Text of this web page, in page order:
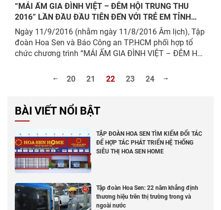
“MÁI ẤM GIA ĐÌNH VIỆT – ĐÊM HỘI TRUNG THU
2016” LẦN ĐẦU ĐẦU TIÊN ĐẾN VỚI TRẺ EM TỈNH
NGHỆ AN
Ngày 11/9/2016 (nhằm ngày 11/8/2016 Âm lịch), Tập
đoàn Hoa Sen và Báo Công an TP.HCM phối hợp tổ
chức chương trình “MÁI ẤM GIA ĐÌNH VIỆT – ĐÊM HỘI
Nghệ An, số 6 Lê Mao, Thành phố Vinh, Tỉnh Nghệ An.
với mục đích thể hiện sự quan tâm đến trẻ em có hoàn
cảnh đặc biệt trên nhiều vùng miền của đất nước.
Chuỗi hoạt động này diễn ra từ ngày 06/09/2016 –
15/09/2016 tại Tỉnh Nghệ An, TP.HCM, Tỉnh Lâm Đồng
với nhiều hoạt động đồng hành ý nghĩa. Năm nay,
ngoài hai đơn vị phối hợp được nhắc đến, còn có sự
ủng hộ của các đơn vị bao gồm: UBND Tỉnh Nghệ An,
Sở Lao động Thương binh & Xã hội tỉnh Nghệ An, Đài
Phát Thanh - Truyền hình Nghệ An.
20 21 22 23 24
BÀI VIẾT NỔI BẬT
TẬP ĐOÀN HOA SEN TÌM KIẾM ĐỐI TÁC
ĐỂ HỢP TÁC PHÁT TRIỂN HỆ THỐNG
SIÊU THỊ HOA SEN HOME
Tập đoàn Hoa Sen: 22 năm khẳng định
thương hiệu trên thị trường trong và
ngoài nước